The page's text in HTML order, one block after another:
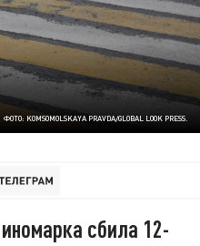
ФОТО: KOMSOMOLSKAYA PRAVDA/GLOBAL LOOK PRESS.
сбила 12-